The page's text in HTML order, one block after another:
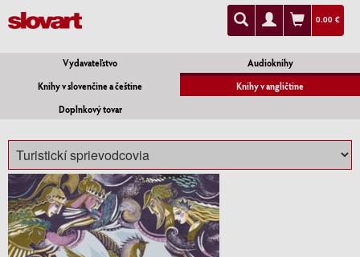
0.00 €
Vydavateľstvo
Audioknihy
Knihy v slovenčine a češtine
Knihy v angličtine
Doplnkový tovar